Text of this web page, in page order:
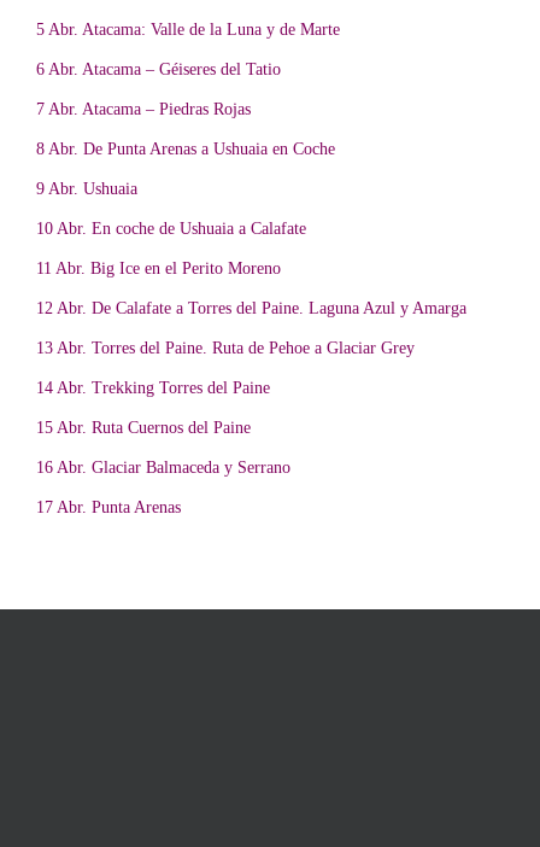
5 Abr. Atacama: Valle de la Luna y de Marte
6 Abr. Atacama – Géiseres del Tatio
7 Abr. Atacama – Piedras Rojas
8 Abr. De Punta Arenas a Ushuaia en Coche
9 Abr. Ushuaia
10 Abr. En coche de Ushuaia a Calafate
11 Abr. Big Ice en el Perito Moreno
12 Abr. De Calafate a Torres del Paine. Laguna Azul y Amarga
13 Abr. Torres del Paine. Ruta de Pehoe a Glaciar Grey
14 Abr. Trekking Torres del Paine
15 Abr. Ruta Cuernos del Paine
16 Abr. Glaciar Balmaceda y Serrano
17 Abr. Punta Arenas